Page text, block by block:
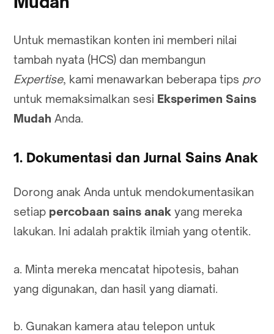
Untuk memastikan konten ini memberi nilai
tambah nyata (HCS) dan membangun
Expertise, kami menawarkan beberapa tips pro
untuk memaksimalkan sesi Eksperimen Sains
Mudah Anda.
1. Dokumentasi dan Jurnal Sains Anak
Dorong anak Anda untuk mendokumentasikan
setiap percobaan sains anak yang mereka
lakukan. Ini adalah praktik ilmiah yang otentik.
a. Minta mereka mencatat hipotesis, bahan
yang digunakan, dan hasil yang diamati.
b. Gunakan kamera atau telepon untuk